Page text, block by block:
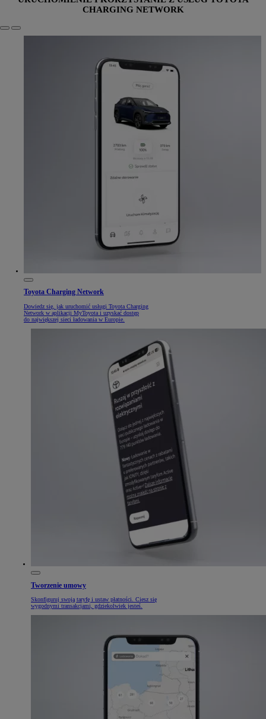
CHARGING NETWORK
Toyota Charging Network
Dowiedz się, jak uruchomić usługi Toyota Charging
Network w aplikacji MyToyota i uzyskać dostęp
do największej sieci ładowania w Europie.
Tworzenie umowy
Skonfiguruj swoją taryfę i ustaw płatności. Ciesz się
wygodnymi transakcjami, gdziekolwiek jesteś.